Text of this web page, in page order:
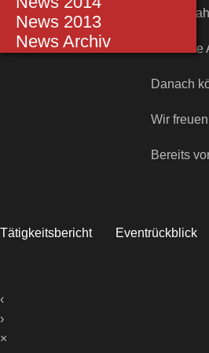
Einsätze 2013
Einsätze bis 2012
News 2013
News Archiv
Die
Die
Danach
Wir
Bereits
Tätigkeitsbericht Eventrückblick
‹
›
×